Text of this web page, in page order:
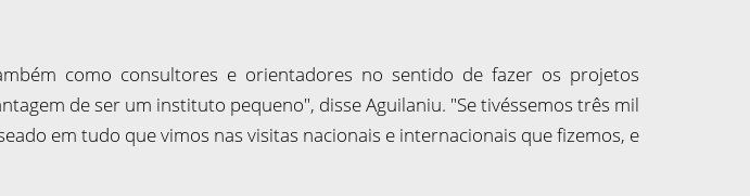
como consultores e orientadores no sentido de fazer os projetos
de ser um instituto pequeno", disse Aguilaniu. "Se tivéssemos três mil
em tudo que vimos nas visitas nacionais e internacionais que fizemos, e